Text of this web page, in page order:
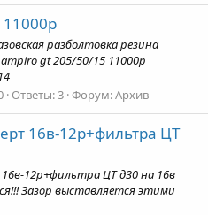
разболтовка резина
gt 205/50/15 11000р
Ответы: 3 Форум:Архив
16в-12р+фильтра ЦТ
12р+фильтра ЦТ д30 на 16в
Зазор выставляется этими